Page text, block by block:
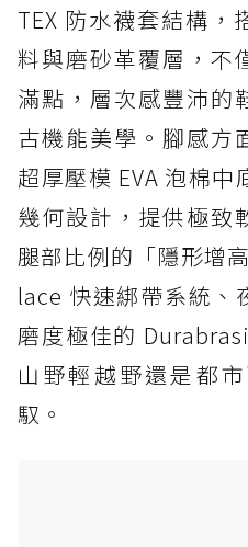
TEX 防水襪套結構，
料與磨砂革覆層，不
滿點，層次感豐沛的
古機能美學。腳感方
超厚壓模 EVA 泡棉中
幾何設計，提供極致
腿部比例的「隱形增
lace 快速綁帶系統、
磨度極佳的
山野輕越野還是都
馭。